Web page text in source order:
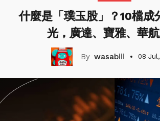
什麼是「璞玉股」？10檔成
光，廣達、寶雅、華航
wasabiii 08